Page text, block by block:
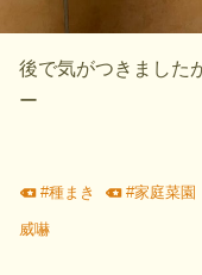
後で気がつきました
ー
#種まき #家庭菜園
威嚇